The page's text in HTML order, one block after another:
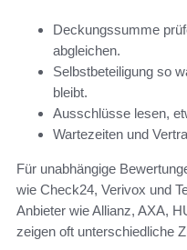
Deckungssumme
abgleichen.
Selbstbeteiligung so
bleibt.
Ausschlüsse lesen,
Wartezeiten und
Für unabhängige
wie Check24, Verivox und
Anbieter wie Allianz, AXA,
zeigen oft unterschiedliche